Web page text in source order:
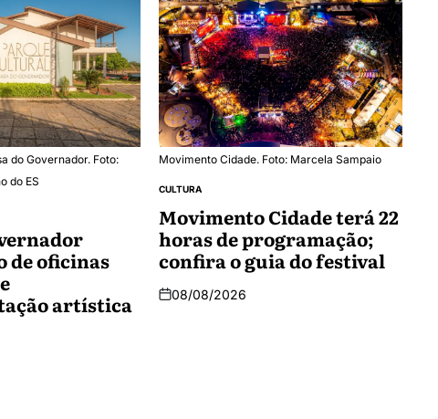
do Governador. Foto:
do ES
de oficinas
artística
Movimento Cidade. Foto: Marcela Sampaio
CULTURA
Movimento Cidade terá 22
horas de programação;
confira o guia do festival
08/08/2026